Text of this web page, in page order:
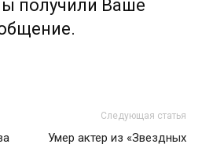
получили Ваше
Следующая статья
Умер актер из «Звездных